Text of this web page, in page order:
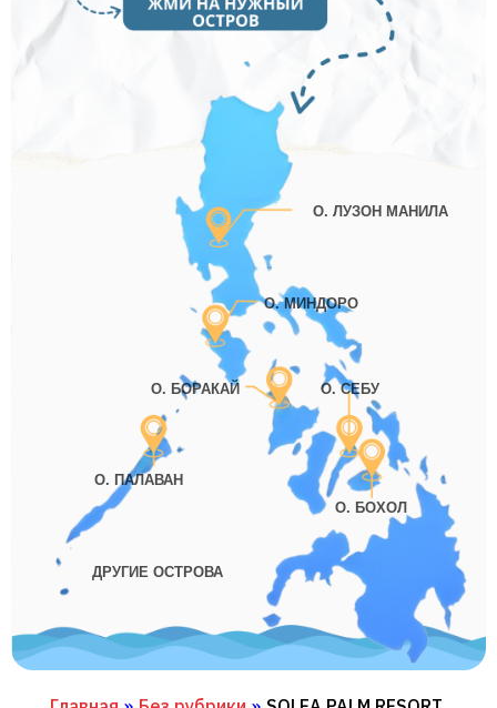
О. ЛУЗОН МАНИЛА
О. МИНДОРО
О. БОРАКАЙ
О. ПАЛАВАН
О. СЕБУ
О. БОХОЛ
ДРУГИЕ ОСТРОВА